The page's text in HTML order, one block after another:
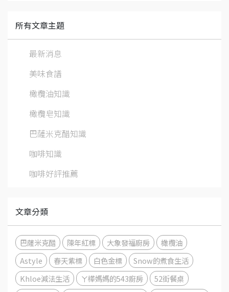
所有文章主題
最新消息
美味食譜
橄欖油知識
橄欖皂知識
巴薩米克醋知識
咖啡知識
咖啡好評推薦
文章分類
巴薩米克醋 陳年紅標 大象發福廚房
橄欖油
Astyle
春天紫標 白色金標
Snow的煮食生活
Khloe減法生活
ㄚ樺媽媽的543廚房
52街餐桌